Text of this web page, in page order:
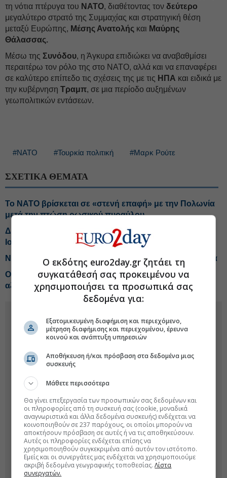
τη νότια πτέρυγα του ΝΑΤΟ, διαθέτοντας τον δεύτερο
μεγαλύτερο στρατό της Συμμαχίας και στρατηγική θέση
μεταξύ Ευρώπης, Μέσης Ανατολής και Μαύρης
Θάλασσας.
Μέσω της Συνόδου, η Άγκυρα επιδιώκει να αναβαθμίσει
περαιτέρω τον ρόλο της στο ΝΑΤΟ, αλλά και να επαναφέρει
σε καλύτερο επίπεδο τις σχέσεις της με τις ΗΠΑ και ειδικά με
την κυβέρνηση Τραμπ, σε μια περίοδο αυξημένων
γεωπολιτικών εντάσεων.
#ΝΑΤΟ #Τουρκία πολιτική #Μαρκ Ρούτε
ΣΧΕΤΙΚΑ ΘΕΜΑΤΑ
Το ΝΑΤΟ βρίσκεται σε «στενή επαφή» με την Πολωνία
μετά την πτώση ρωσικού πυραύλου
Διευρύνθηκε το εμπορικό έλλειμμα της Τουρκίας τον
Ιούλιο
ΝΑΤΟ: Η Τουρκία αναπτύσσει πέντε F-16 στην Εσθονία
ΟΤΕ: Κέρδισε σύμβαση για data center με το ΝΑΤΟ,
αξίας 45 εκατ. ευρώ
Ο εκδότης euro2day.gr ζητάει τη
συγκατάθεσή σας προκειμένου να
χρησιμοποιήσει τα προσωπικά σας
δεδομένα για:
Εξατομικευμένη διαφήμιση και περιεχόμενο,
μέτρηση διαφήμισης και περιεχομένου, έρευνα
κοινού και ανάπτυξη υπηρεσιών
Αποθήκευση ή/και πρόσβαση στα δεδομένα μιας
συσκευής
Μάθετε περισσότερα
Θα γίνει επεξεργασία των προσωπικών σας δεδομένων και
οι πληροφορίες από τη συσκευή σας (cookie, μοναδικά
αναγνωριστικά και άλλα δεδομένα συσκευής) ενδέχεται να
κοινοποιηθούν σε 237 παρόχους, οι οποίοι μπορούν να
αποκτήσουν πρόσβαση σε αυτές ή να τις αποθηκεύσουν.
Αυτές οι πληροφορίες ενδέχεται επίσης να
χρησιμοποιηθούν συγκεκριμένα από αυτόν τον ιστότοπο.
Εμείς και οι συνεργάτες μας ενδέχεται να χρησιμοποιούμε
ακριβή δεδομένα γεωγραφικής τοποθεσίας.Λίστα
συνεργατών.